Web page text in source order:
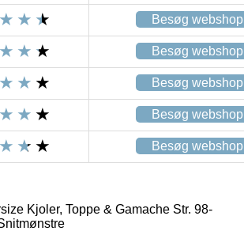
Besøg webshop
Besøg webshop
Besøg webshop
Besøg webshop
Besøg webshop
Kjoler, Toppe & Gamache Str. 98-